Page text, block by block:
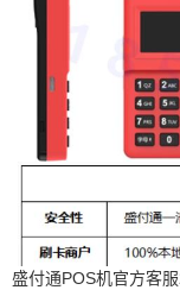
盛付通POS机官方客